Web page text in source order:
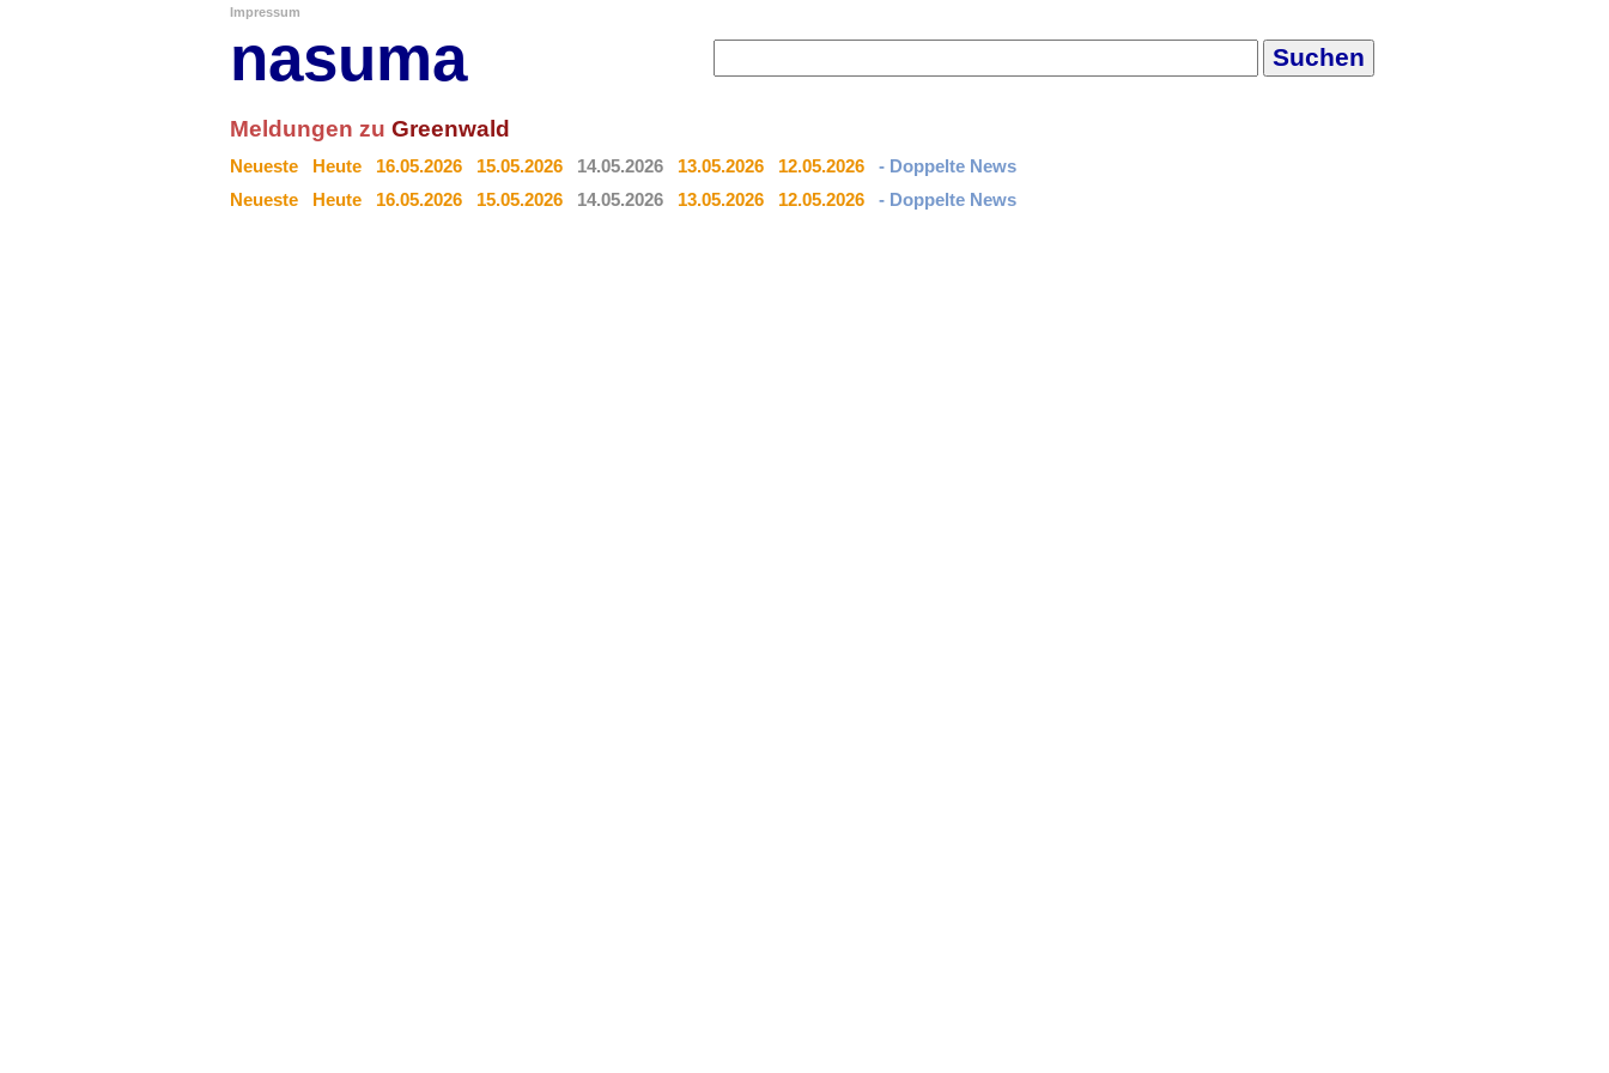
Impressum
nasuma
Meldungen zu Greenwald
Neueste Heute 16.05.2026 15.05.2026 14.05.2026 13.05.2026 12.05.2026
- Doppelte News
Neueste
Heute 16.05.2026 15.05.2026 14.05.2026 13.05.2026 12.05.2026 - Doppelte News